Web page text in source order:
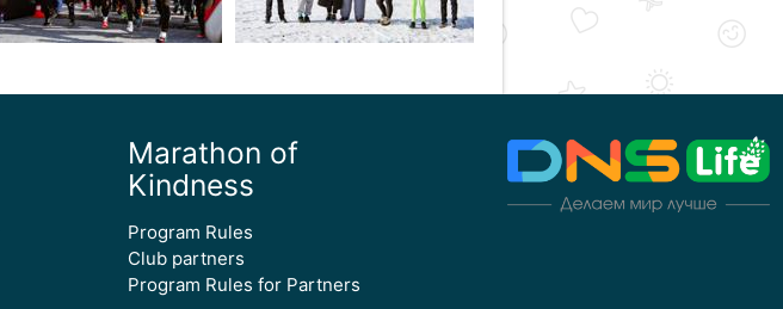
Marathon of
Kindness
Program Rules
Club partners
Program Rules for Partners